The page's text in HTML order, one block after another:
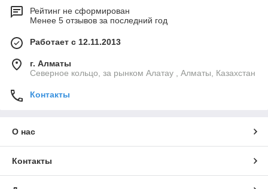
Рейтинг не сформирован
Менее 5 отзывов за последний год
Работает с 12.11.2013
г. Алматы
Северное кольцо, за рынком Алатау , Алматы, Казахстан
Контакты
О нас
Контакты